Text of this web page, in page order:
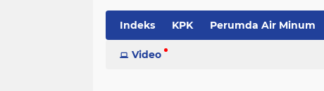
Indeks KPK Perumda Air Minum
Video